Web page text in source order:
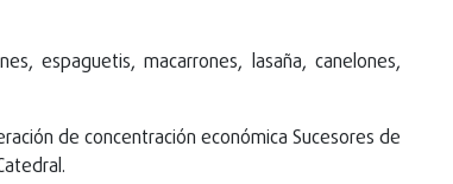
espaguetis, macarrones, lasaña, canelones,
de concentración económica Sucesores de